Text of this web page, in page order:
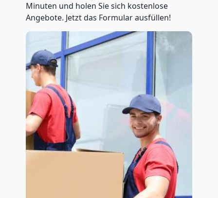
Minuten und holen Sie sich kostenlose
Angebote. Jetzt das Formular ausfüllen!